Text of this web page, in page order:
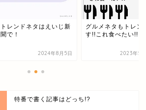
グルメネタもトレンドで
す!!これ食べたい!!
2023年5月30日
メルマガ登録プレゼ
【最短ロードマップ
2021年4
特番で書く記事はどっち!?